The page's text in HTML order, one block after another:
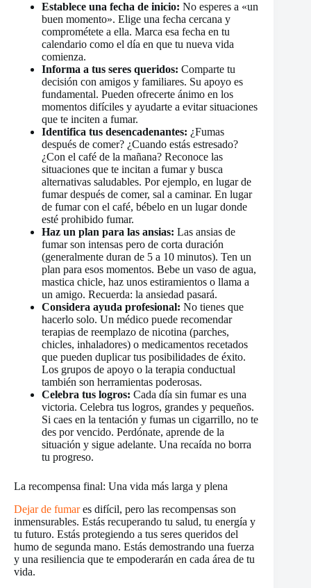
Establece una fecha de inicio: No esperes a «un
buen momento». Elige una fecha cercana y
comprométete a ella. Marca esa fecha en tu
calendario como el día en que tu nueva vida
comienza.
Informa a tus seres queridos: Comparte tu
decisión con amigos y familiares. Su apoyo es
fundamental. Pueden ofrecerte ánimo en los
momentos difíciles y ayudarte a evitar situaciones
que te inciten a fumar.
Identifica tus desencadenantes: ¿Fumas
después de comer? ¿Cuando estás estresado?
¿Con el café de la mañana? Reconoce las
situaciones que te incitan a fumar y busca
alternativas saludables. Por ejemplo, en lugar de
fumar después de comer, sal a caminar. En lugar
de fumar con el café, bébelo en un lugar donde
esté prohibido fumar.
Haz un plan para las ansias: Las ansias de
fumar son intensas pero de corta duración
(generalmente duran de 5 a 10 minutos). Ten un
plan para esos momentos. Bebe un vaso de agua,
mastica chicle, haz unos estiramientos o llama a
un amigo. Recuerda: la ansiedad pasará.
Considera ayuda profesional: No tienes que
hacerlo solo. Un médico puede recomendar
terapias de reemplazo de nicotina (parches,
chicles, inhaladores) o medicamentos recetados
que pueden duplicar tus posibilidades de éxito.
Los grupos de apoyo o la terapia conductual
también son herramientas poderosas.
Celebra tus logros: Cada día sin fumar es una
victoria. Celebra tus logros, grandes y pequeños.
Si caes en la tentación y fumas un cigarrillo, no te
des por vencido. Perdónate, aprende de la
situación y sigue adelante. Una recaída no borra
tu progreso.
La recompensa final: Una vida más larga y plena
Dejar de fumares difícil, pero las recompensas son
inmensurables. Estás recuperando tu salud, tu energía y
tu futuro. Estás protegiendo a tus seres queridos del
humo de segunda mano. Estás demostrando una fuerza
y una resiliencia que te empoderarán en cada área de tu
vida.